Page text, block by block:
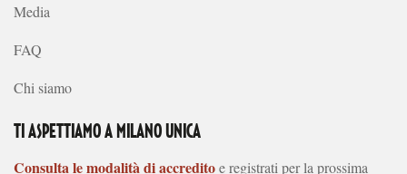
Media
FAQ
Chi siamo
TI ASPETTIAMO A MILANO UNICA
Consulta le modalità di accreditoe registrati per la prossima